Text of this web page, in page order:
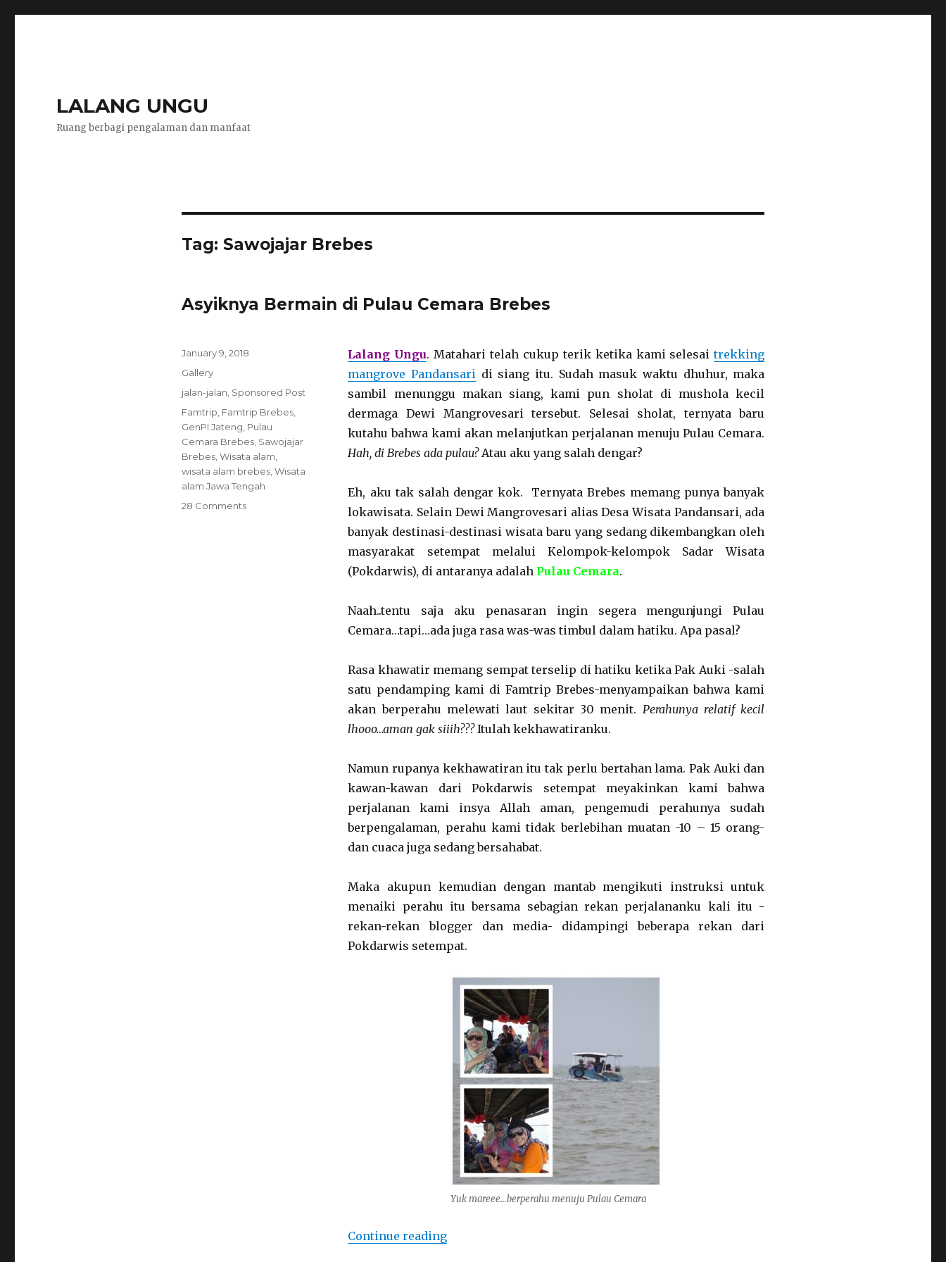
LALANG UNGU
Ruang berbagi pengalaman dan manfaat
Tag: Sawojajar Brebes
Asyiknya Bermain di Pulau Cemara Brebes
Lalang Ungu. Matahari telah cukup terik ketika kami selesaitrekking
mangrove Pandansari di siang itu. Sudah masuk waktu dhuhur, maka
sambil menunggu makan siang, kami pun sholat di mushola kecil
dermaga Dewi Mangrovesari tersebut. Selesai sholat, ternyata baru
kutahu bahwa kami akan melanjutkan perjalanan menuju Pulau Cemara.
Hah, di Brebes ada pulau?Atau aku yang salah dengar?
Eh, aku tak salah dengar kok. Ternyata Brebes memang punya banyak
lokawisata. Selain Dewi Mangrovesari alias Desa Wisata Pandansari, ada
banyak destinasi-destinasi wisata baru yang sedang dikembangkan oleh
masyarakat setempat melalui Kelompok-kelompok Sadar Wisata
(Pokdarwis), di antaranya adalah Pulau Cemara.
Naah..tentu saja aku penasaran ingin segera mengunjungi Pulau
Cemara…tapi…ada juga rasa was-was timbul dalam hatiku. Apa pasal?
Rasa khawatir memang sempat terselip di hatiku ketika Pak Auki -salah
satu pendamping kami di Famtrip Brebes-menyampaikan bahwa kami
akan berperahu melewati laut sekitar 30 menit. Perahunya relatif kecil
lhooo…aman gak siiih???Itulah kekhawatiranku.
Namun rupanya kekhawatiran itu tak perlu bertahan lama. Pak Auki dan
kawan-kawan dari Pokdarwis setempat meyakinkan kami bahwa
perjalanan kami insya Allah aman, pengemudi perahunya sudah
berpengalaman, perahu kami tidak berlebihan muatan -10 – 15 orang-
dan cuaca juga sedang bersahabat.
Maka akupun kemudian dengan mantab mengikuti instruksi untuk
menaiki perahu itu bersama sebagian rekan perjalananku kali itu -
rekan-rekan blogger dan media- didampingi beberapa rekan dari
Pokdarwis setempat.
Yuk mareee…berperahu menuju Pulau Cemara
Continue reading“Asyiknya Bermain di Pulau Cemara Brebes”
Posted
January 9, 2018
Format
Gallery
Categories
jalan-jalan Sponsored Post
Tags
Famtrip Famtrip Brebes,
GenPI Jateng Pulau
Cemara Brebes, Sawojajar
Brebes, Wisata alam
wisata alam brebes, Wisata
alam Jawa Tengah
28 Commentson